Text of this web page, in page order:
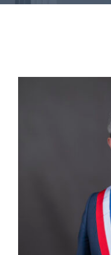
ANIMATION